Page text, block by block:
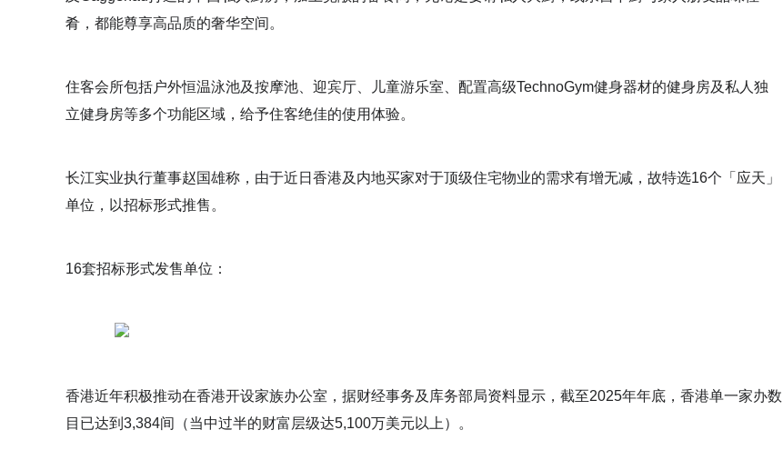
肴，都能尊享高品质的奢华空间。
住客会所包括户外恒温泳池及按摩池、迎宾厅、儿童游乐室、配置高级TechnoGym健身器材的健身房及私人独
立健身房等多个功能区域，给予住客绝佳的使用体验。
长江实业执行董事赵国雄称，由于近日香港及内地买家对于顶级住宅物业的需求有增无减，故特选16个「应天」
单位，以招标形式推售。
16套招标形式发售单位：
香港近年积极推动在香港开设家族办公室，据财经事务及库务部局资料显示，截至2025年年底，香港单一家办数
目已达到3,384间（当中过半的财富层级达5,100万美元以上）。